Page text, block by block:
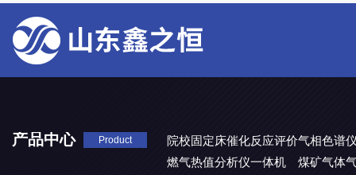
产品中心 Product
院校固定床催化反应评价气相色谱
燃气热值分析仪一体机
煤矿气体